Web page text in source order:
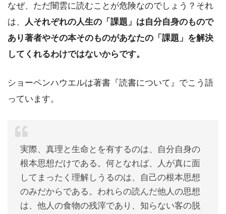
なぜ、ただ闇雲に読むことが危険なのでしょう？それ
は、
人それぞれの人生の「課題」は自分自身のもので
あり著者やその本そのものがあなたの「課題」を解決
してくれるわけではないからです。
ショーペンハウエルは著書『読書について』でこう語
っています。
実際、真理と生命とを有するのは、自分自身の
根本思想だけである。何となれば、人が真に面
してまったく理解しうるのは、自己の根本思想
のみだからである。われらの読んだ他人の思想
は、他人の食物の残滓であり、知らない客の脱